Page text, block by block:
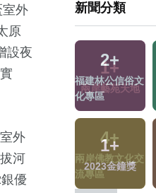
室外
原
設夜
外
河
優
新聞分類
1561
2+
福建林公信俗文
化專區
1+
2023金鐘獎